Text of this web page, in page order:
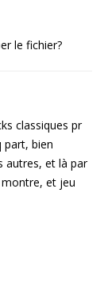
le fichier?
classiques pr
part, bien
autres, et là par
et jeu